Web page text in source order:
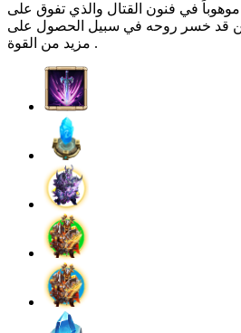
في فنون القتال والذي تفوق على
قد خسر روحه في سبيل الحصول على
مزيد من القوة .